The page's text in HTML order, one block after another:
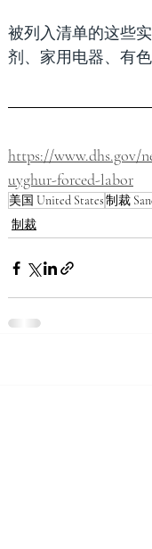
被列入清单的这些
剂、家用电器、有
https://www.dhs.gov/
uyghur-forced-labor
美国 United States制裁
制裁